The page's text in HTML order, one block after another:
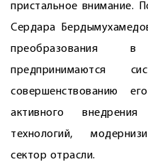
пристальное внимание.
Сердара
преобразования
предпринимаются
совершенствованию
активного
технологий,
сектор отрасли.